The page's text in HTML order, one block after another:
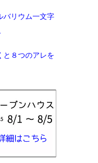
バリウム一文字
と８つのアレを